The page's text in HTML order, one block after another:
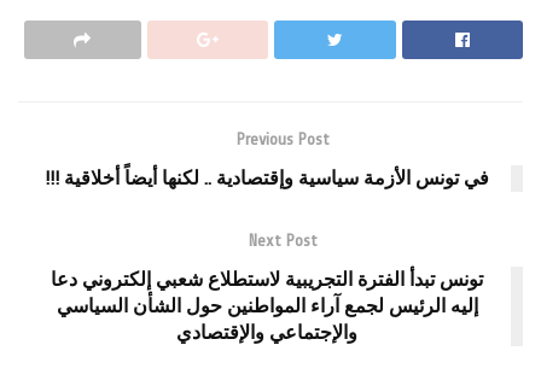
Previous Post
في تونس الأزمة سياسية وإقتصادية .. لكنها أيضاً أخلاقية !!!
Next Post
تونس تبدأ الفترة التجريبية لاستطلاع شعبي إلكتروني دعا
إليه الرئيس لجمع آراء المواطنين حول الشأن السياسي
والإجتماعي والإقتصادي